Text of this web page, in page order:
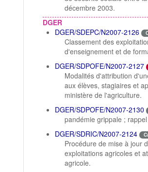
décembre 2003.
DGER
DGER/SDEPC/N2007-2126
Classement des
d'enseignement et de
DGER/SDPOFE/N2007-2127
Modalités d'attribution
aux élèves, stagiaires et
ministère de l'agriculture.
DGER/SDPOFE/N2007-2130
pandémie grippale ;
DGER/SDRIC/N2007-2124
Procédure de mise à jour
exploitations agricoles et
agricole.